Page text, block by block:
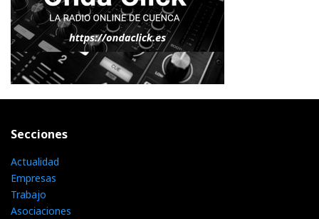
Secciones
Actualidad
Empresas
Trabajo
Asociaciones